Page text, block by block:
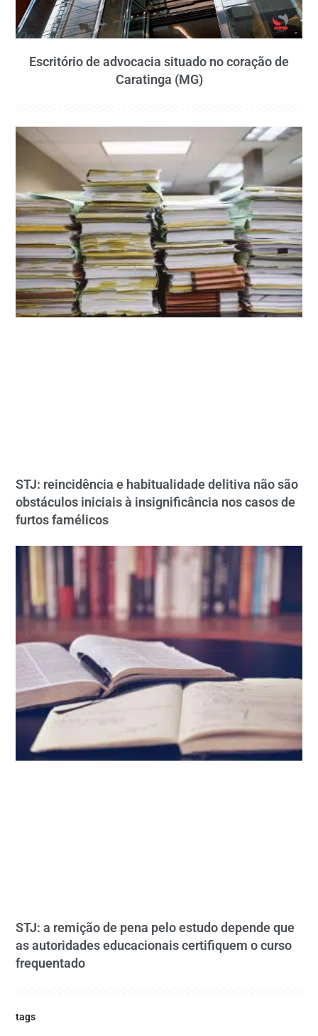
Escritório de advocacia situado no coração de
Caratinga (MG)
STJ: reincidência e habitualidade delitiva não são
obstáculos iniciais à insignificância nos casos de
furtos famélicos
STJ: a remição de pena pelo estudo depende que
as autoridades educacionais certifiquem o curso
frequentado
tags